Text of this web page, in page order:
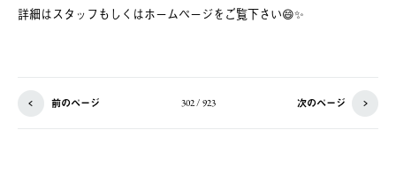
詳細はスタッフもしくはホームページをご覧下さい😄✨
前のページ 302 / 923 次のページ